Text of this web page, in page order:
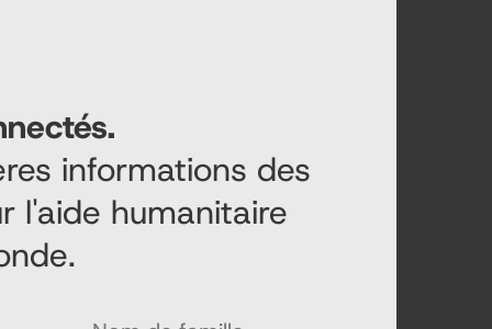
informations des
l'aide humanitaire